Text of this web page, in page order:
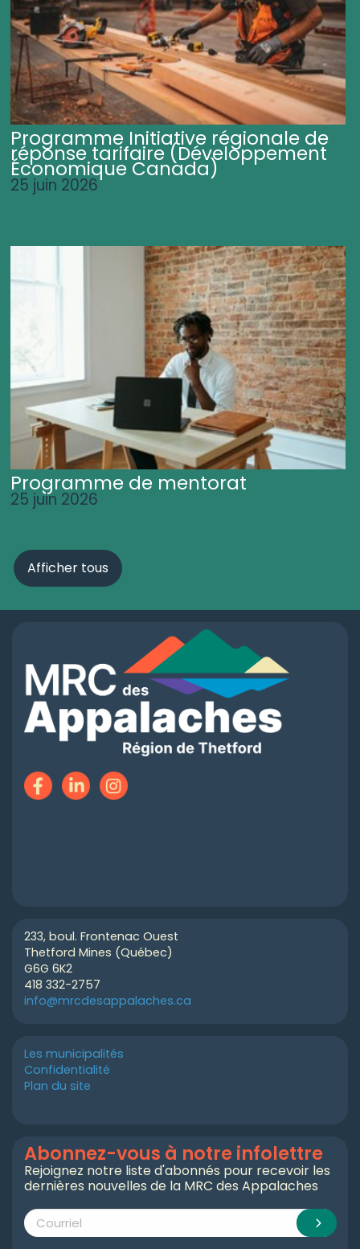
Programme Initiative régionale de
réponse tarifaire (Développement
Économique Canada)
25 juin 2026
Programme de mentorat
25 juin 2026
Afficher tous
233, boul. Frontenac Ouest
Thetford Mines (Québec)
G6G 6K2
418 332-2757
info@mrcdesappalaches.ca
Les municipalités
Confidentialité
Plan du site
Abonnez-vous à notre infolettre
Rejoignez notre liste d'abonnés pour recevoir les
dernières nouvelles de la MRC des Appalaches